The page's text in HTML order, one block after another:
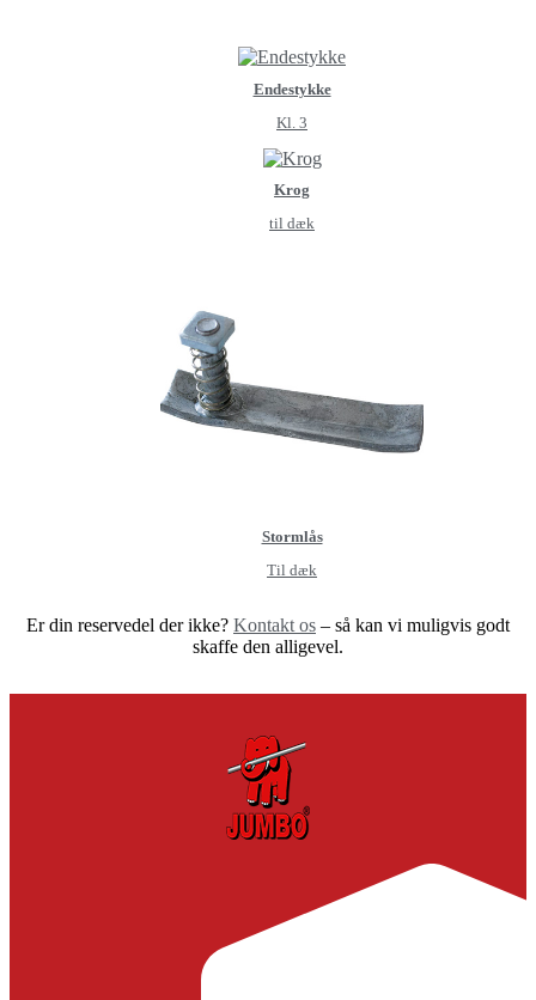
Endestykke
Kl. 3
Krog
til dæk
Stormlås
Til dæk
Er din reservedel der ikke? Kontakt os – så kan vi muligvis godt
skaffe den alligevel.